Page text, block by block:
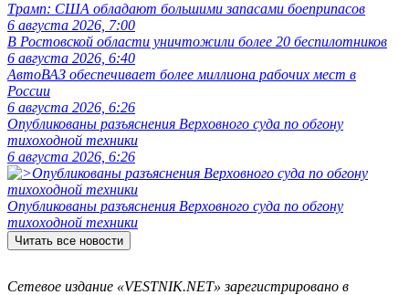
Трамп: США обладают большими запасами боеприпасов
6 августа 2026, 7:00
В Ростовской области уничтожили более 20 беспилотников
6 августа 2026, 6:40
АвтоВАЗ обеспечивает более миллиона рабочих мест в
России
6 августа 2026, 6:26
Опубликованы разъяснения Верховного суда по обгону
тихоходной техники
6 августа 2026, 6:26
Опубликованы разъяснения Верховного суда по обгону
тихоходной техники
Читать все новости
Сетевое издание «VESTNIK.NET» зарегистрировано в